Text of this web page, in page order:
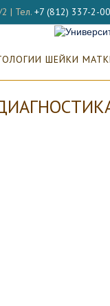
| Тел. +7 (812) 337-2-
ШЕЙКИ